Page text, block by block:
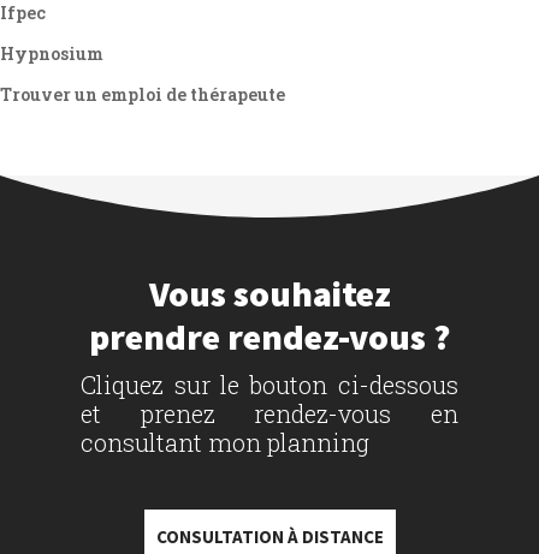
Ifpec
Hypnosium
Trouver un emploi de thérapeute
Vous souhaitez
prendre rendez-vous ?
Cliquez sur le bouton ci-dessous
et prenez rendez-vous en
consultant mon planning
CONSULTATION À DISTANCE